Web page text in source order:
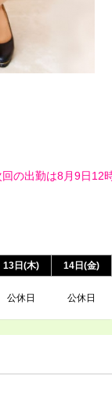
月9日12時0分～20
13日(木)
14日(金)
公休日 公休日